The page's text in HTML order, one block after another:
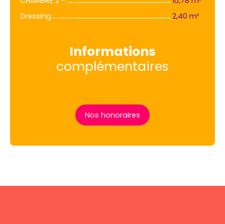
Dressing
2,40 m²
Informations
complémentaires
Nos honoraires